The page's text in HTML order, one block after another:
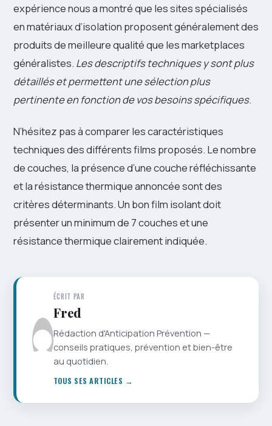
expérience nous a montré que les sites spécialisés
en matériaux d’isolation proposent généralement des
produits de meilleure qualité que les marketplaces
généralistes. Les descriptifs techniques y sont plus
détaillés et permettent une sélection plus
pertinente en fonction de vos besoins spécifiques.
N’hésitez pas à comparer les caractéristiques
techniques des différents films proposés. Le nombre
de couches, la présence d’une couche réfléchissante
et la résistance thermique annoncée sont des
critères déterminants. Un bon film isolant doit
présenter un minimum de 7 couches et une
résistance thermique clairement indiquée.
ÉCRIT PAR
Fred
Rédaction d'Anticipation Prévention —
conseils pratiques, prévention et bien-être
au quotidien.
TOUS SES ARTICLES →